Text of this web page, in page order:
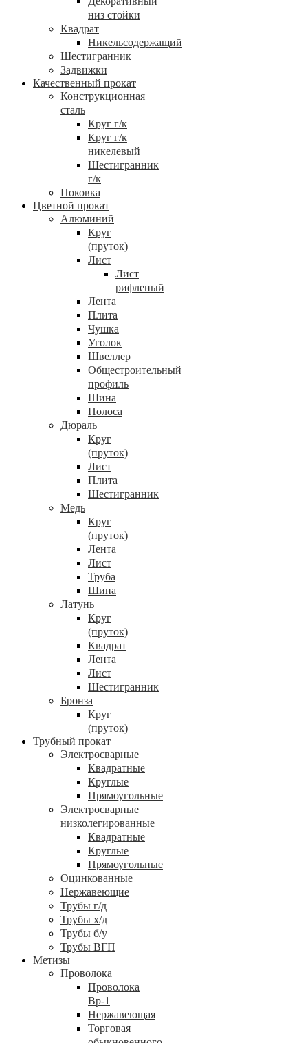
низ стойки
Квадрат
Никельсодержащий
Шестигранник
Задвижки
Качественный прокат
Конструкционная
сталь
Круг г/к
Круг г/к
никелевый
Шестигранник
г/к
Поковка
Цветной прокат
Алюминий
Круг
(пруток)
Лист
Лист
рифленый
Лента
Плита
Чушка
Уголок
Швеллер
Общестроительный
профиль
Шина
Полоса
Дюраль
Круг
(пруток)
Лист
Плита
Шестигранник
Медь
Круг
(пруток)
Лента
Лист
Труба
Шина
Латунь
Круг
(пруток)
Квадрат
Лента
Лист
Шестигранник
Бронза
Круг
(пруток)
Трубный прокат
Электросварные
Квадратные
Круглые
Прямоугольные
Электросварные
низколегированные
Квадратные
Круглые
Прямоугольные
Оцинкованные
Нержавеющие
Трубы г/д
Трубы х/д
Трубы б/у
Трубы ВГП
Метизы
Проволока
Проволока
Вр-1
Нержавеющая
Торговая